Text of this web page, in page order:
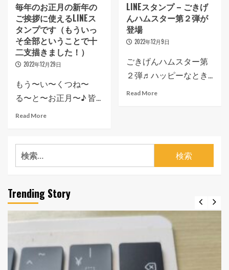
毎年のお正月の新年の
ご挨拶に使えるLINEス
タンプです（もういっ
そ全部ということで十
二支描きました！）
2022年12月29日
もう〜い〜くつね〜
る〜と〜お正月〜♪ 皆...
Read More
LINEスタンプ – ごきげ
んハムスター第２弾が
登場
2022年12月9日
ごきげんハムスター第
２弾♬ハッピーなとき...
Read More
検
索:
Trending Story